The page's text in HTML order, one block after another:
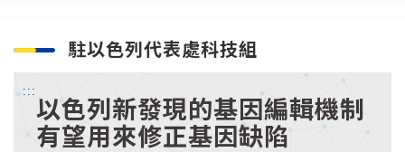
駐以色列代表處科技組
:::
以色列新發現的基因編輯機制
有望用來修正基因缺陷